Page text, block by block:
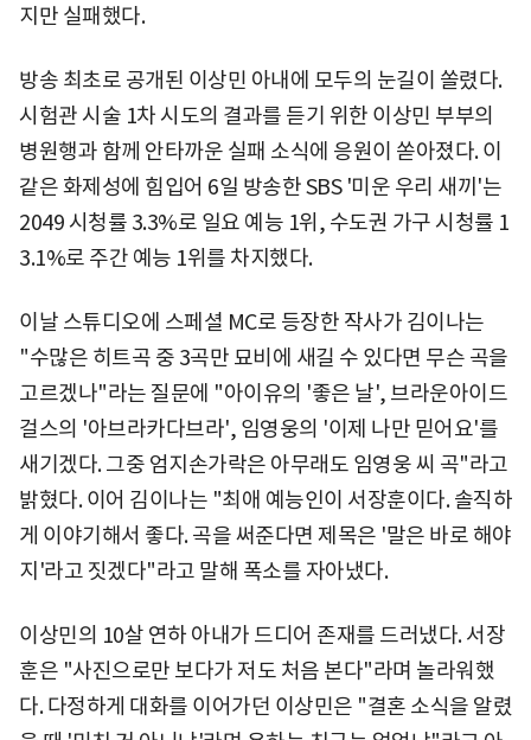
지만 실패했다.
방송 최초로 공개된 이상민 아내에 모두의 눈길이 쏠렸다.
시험관 시술 1차 시도의 결과를 듣기 위한 이상민 부부의
병원행과 함께 안타까운 실패 소식에 응원이 쏟아졌다. 이
같은 화제성에 힘입어 6일 방송한 SBS '미운 우리 새끼'는
2049 시청률 3.3%로 일요 예능 1위, 수도권 가구 시청률 1
3.1%로 주간 예능 1위를 차지했다.
이날 스튜디오에 스페셜 MC로 등장한 작사가 김이나는
"수많은 히트곡 중 3곡만 묘비에 새길 수 있다면 무슨 곡을
고르겠나"라는 질문에 "아이유의 '좋은 날', 브라운아이드
걸스의 '아브라카다브라', 임영웅의 '이제 나만 믿어요'를
새기겠다. 그중 엄지손가락은 아무래도 임영웅 씨 곡"라고
밝혔다. 이어 김이나는 "최애 예능인이 서장훈이다. 솔직하
게 이야기해서 좋다. 곡을 써준다면 제목은 '말은 바로 해야
지'라고 짓겠다"라고 말해 폭소를 자아냈다.
이상민의 10살 연하 아내가 드디어 존재를 드러냈다. 서장
훈은 "사진으로만 보다가 저도 처음 본다"라며 놀라워했
다. 다정하게 대화를 이어가던 이상민은 "결혼 소식을 알렸